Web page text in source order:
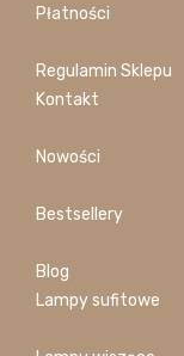
Płatności
Regulamin Sklepu
Kontakt
Nowości
Bestsellery
Blog
Lampy sufitowe